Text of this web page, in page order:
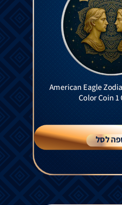
American Eagle
Color Coin 1
לסל